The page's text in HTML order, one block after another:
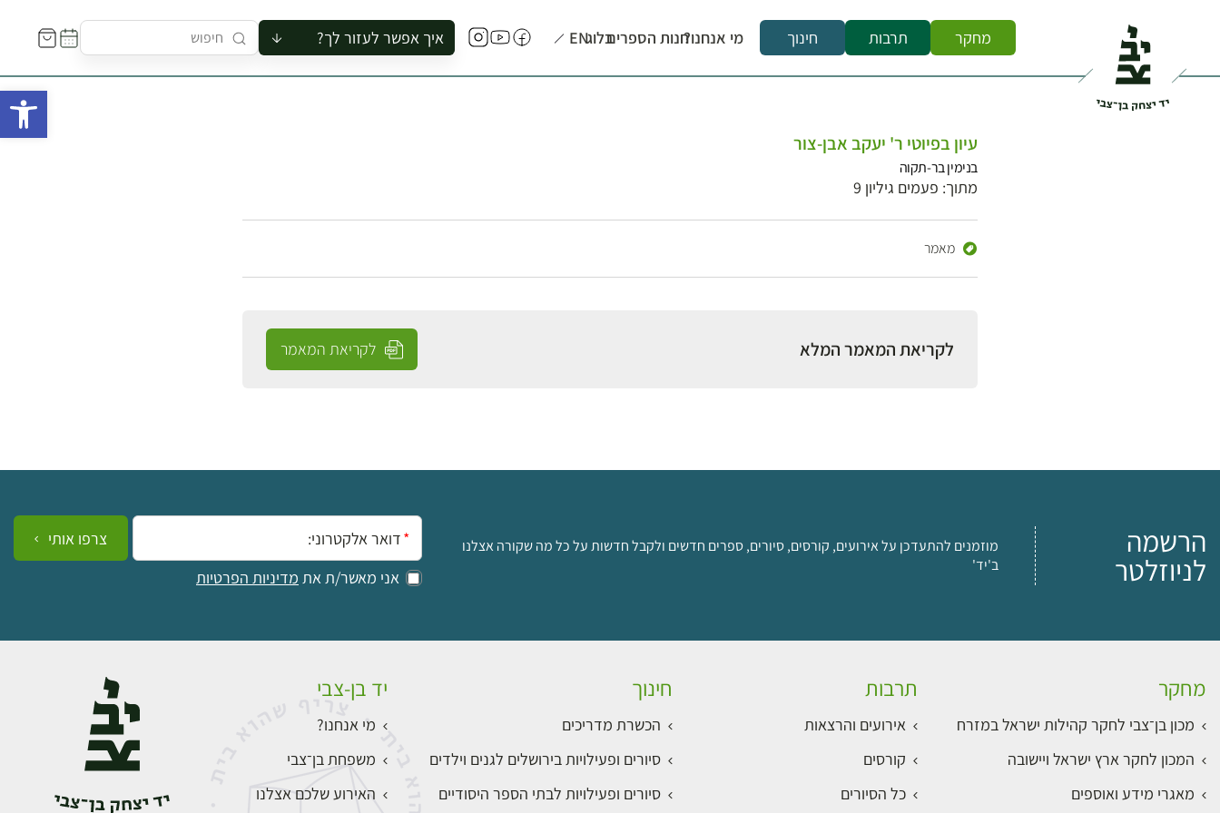
מחקר תרבות חינוך מי אנחנו?חנות הספריםבלוגEN איך אפשר לעזור לך?
להזמין סיור לקבוצה
עיון בפיוטי ר' יעקב אבן-צור
בנימין בר-תקוה
מתוך: פעמים גיליון 9
מאמר
לקריאת המאמר המלא לקריאת המאמר
הרשמה
לניוזלטר
מוזמנים להתעדכן על אירועים, קורסים, סיורים, ספרים חדשים ולקבל חדשות על כל מה שקורה אצלנו
ב'יד'
אימייל:
אני מאשר/ת את מדיניות הפרטיות
צרפו אותי
מחקר
מכון בן־צבי לחקר קהילות ישראל במזרח
המכון לחקר ארץ ישראל ויישובה
מאגרי מידע ואוספים
תרבות
אירועים והרצאות
קורסים
כל הסיורים
חינוך
הכשרת מדריכים
סיורים ופעילויות בירושלים לגנים וילדים
סיורים ופעילויות לבתי הספר היסודיים
יד בן-צבי
מי אנחנו?
משפחת בן־צבי
האירוע שלכם אצלנו